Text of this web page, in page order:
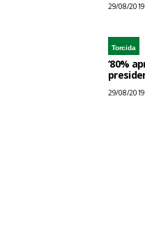
29/08/
Torcida
‘80%
29/08/